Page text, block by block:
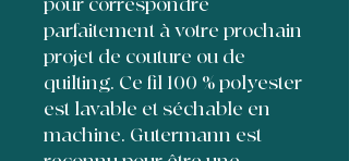
parfaitement à votre prochain
projet de couture ou de
quilting. Ce fil 100 % polyester
est lavable et séchable en
machine. Gutermann est